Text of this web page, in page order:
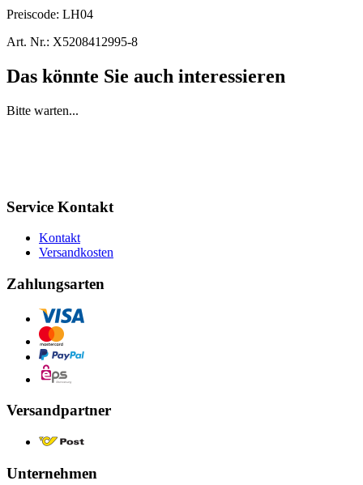
Preiscode: LH04
Art. Nr.: X5208412995-8
Das könnte Sie auch interessieren
Bitte warten...
Service Kontakt
Kontakt
Versandkosten
Zahlungsarten
Versandpartner
Unternehmen